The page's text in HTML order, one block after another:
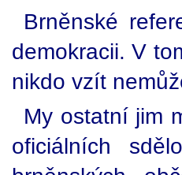
Brněnské
demokracii. V
nikdo vzít
My ostatní jim
oficiálních